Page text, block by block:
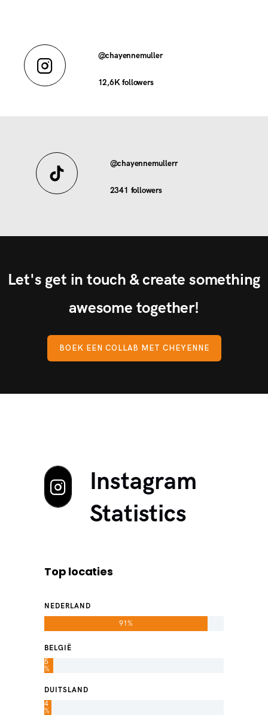
@chayennemuller
12,6Kfollowers
@chayennemullerr
2341 followers
Let's get in touch & create something
awesome together!
BOEK EEN COLLAB MET CHEYENNE
Instagram
Statistics
Top locaties
NEDERLAND
91%
BELGIË
5
%
DUITSLAND
4
%